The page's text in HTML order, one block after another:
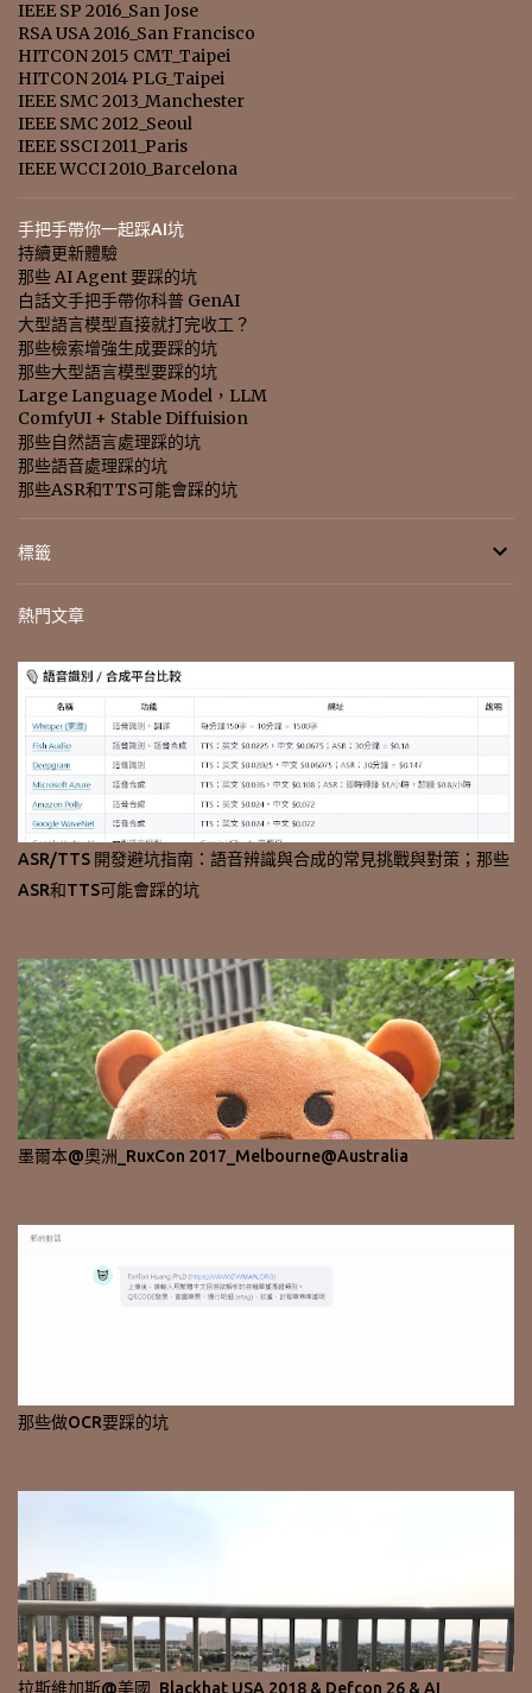
IEEE SP 2016_San Jose
RSA USA 2016_San Francisco
HITCON 2015 CMT_Taipei
HITCON 2014 PLG_Taipei
IEEE SMC 2013_Manchester
IEEE SMC 2012_Seoul
IEEE SSCI 2011_Paris
IEEE WCCI 2010_Barcelona
手把手帶你一起踩AI坑
持續更新體驗
那些 AI Agent 要踩的坑
白話文手把手帶你科普 GenAI
大型語言模型直接就打完收工？
那些檢索增強生成要踩的坑
那些大型語言模型要踩的坑
Large Language Model，LLM
ComfyUI + Stable Diffuision
那些自然語言處理踩的坑
那些語音處理踩的坑
那些ASR和TTS可能會踩的坑
標籤
熱門文章
ASR/TTS 開發避坑指南：語音辨識與合成的常見挑戰與對策；那些
ASR和TTS可能會踩的坑
墨爾本@奧洲_RuxCon 2017_Melbourne@Australia
那些做OCR要踩的坑
拉斯維加斯@美國_Blackhat USA 2018 & Defcon 26 & AI